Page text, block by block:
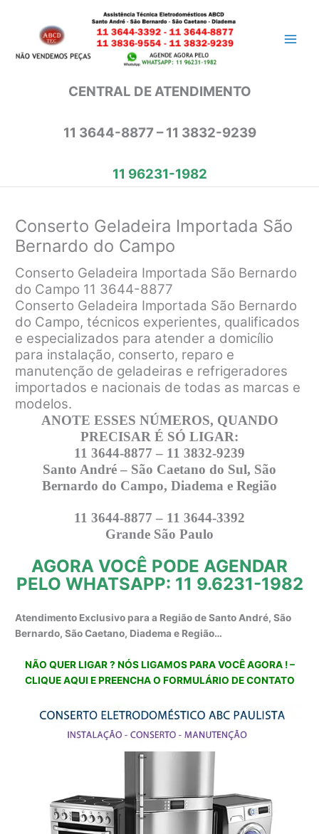
conteúdo
CENTRAL DE ATENDIMENTO
11 3644-8877 – 11 3832-9239
11 96231-1982
Conserto Geladeira Importada São
Bernardo do Campo
Conserto Geladeira Importada São Bernardo
do Campo 11 3644-8877
Conserto Geladeira Importada São Bernardo
do Campo, técnicos experientes, qualificados
e especializados para atender a domicílio
para instalação, conserto, reparo e
manutenção de geladeiras e refrigeradores
importados e nacionais de todas as marcas e
modelos.
ANOTE ESSES NÚMEROS, QUANDO
PRECISAR É SÓ LIGAR:
11 3644-8877 – 11 3832-9239
Santo André – São Caetano do Sul, São
Bernardo do Campo, Diadema e Região
11 3644-8877 – 11 3644-3392
Grande São Paulo
AGORA VOCÊ PODE AGENDAR
PELO WHATSAPP: 11 9.6231-1982
Atendimento Exclusivo para a Região de Santo André, São
Bernardo, São Caetano, Diadema e Região…
NÃO QUER LIGAR ? NÓS LIGAMOS PARA VOCÊ AGORA ! –
CLIQUE AQUI E PREENCHA O FORMULÁRIO DE CONTATO